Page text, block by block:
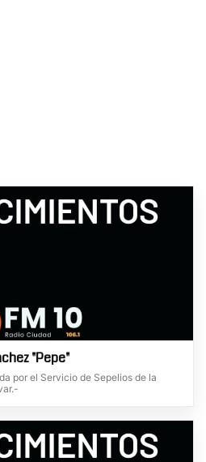
"Pepe"
por el Servicio de Sepelios de la